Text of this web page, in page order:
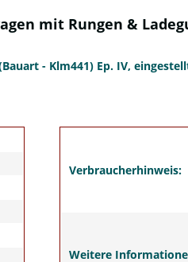
mit Rungen &
- Klm441) Ep. IV,
Verbraucherhinweis:
Weitere